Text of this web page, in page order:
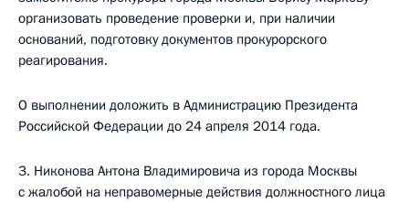
организовать проведение проверки и, при наличии
оснований, подготовку документов прокурорского
реагирования.
О выполнении доложить в Администрацию Президента
Российской Федерации до 24 апреля 2014 года.
3. Никонова Антона Владимировича из города Москвы
с жалобой на неправомерные действия должностного лица